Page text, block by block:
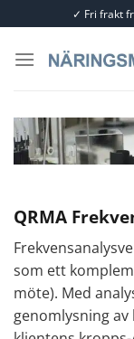
to
content
✓ Fri frakt
QRMA
som ett
möte). Med
genomlysning